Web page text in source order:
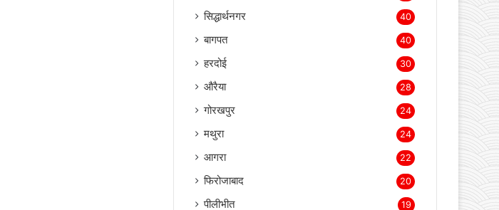
प्रयागराज 94
जालौन 77
खेरी 71
वाराणसी 44
सिद्धार्थनगर 40
बागपत 40
हरदोई 30
औरैया 28
गोरखपुर 24